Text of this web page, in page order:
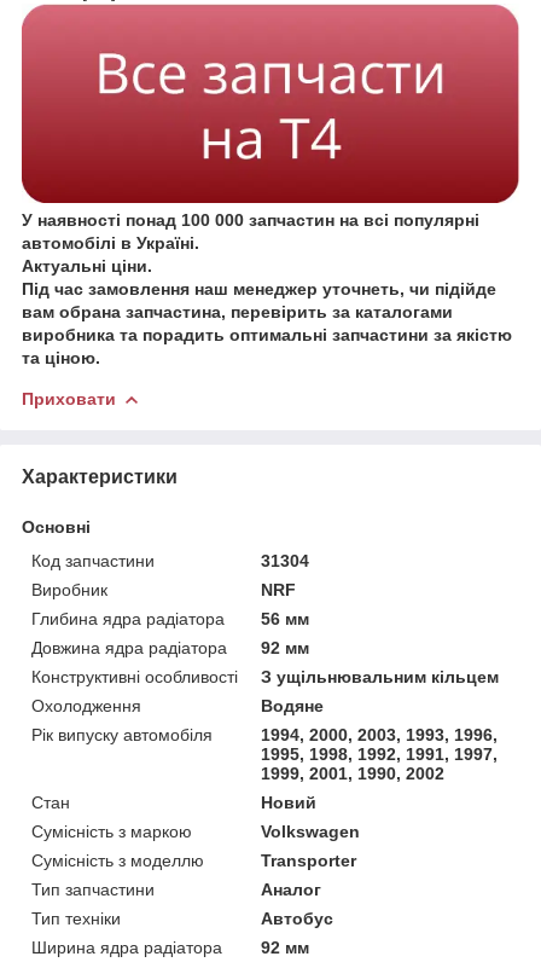
У наявності понад 100 000 запчастин на всі популярні
автомобілі в Україні.
Актуальні ціни.
Під час замовлення наш менеджер уточнеть, чи підійде
вам обрана запчастина, перевірить за каталогами
виробника та порадить оптимальні запчастини за якістю
та ціною.
Приховати
Характеристики
Основні
Код запчастини
31304
Виробник
NRF
Глибина ядра радіатора
56 мм
Довжина ядра радіатора
92 мм
Конструктивні особливості
З ущільнювальним кільцем
Охолодження
Водяне
Рік випуску автомобіля
1994, 2000, 2003, 1993, 1996,
1995, 1998, 1992, 1991, 1997,
1999, 2001, 1990, 2002
Стан
Новий
Сумісність з маркою
Volkswagen
Сумісність з моделлю
Transporter
Тип запчастини
Аналог
Тип техніки
Автобус
Ширина ядра радіатора
92 мм